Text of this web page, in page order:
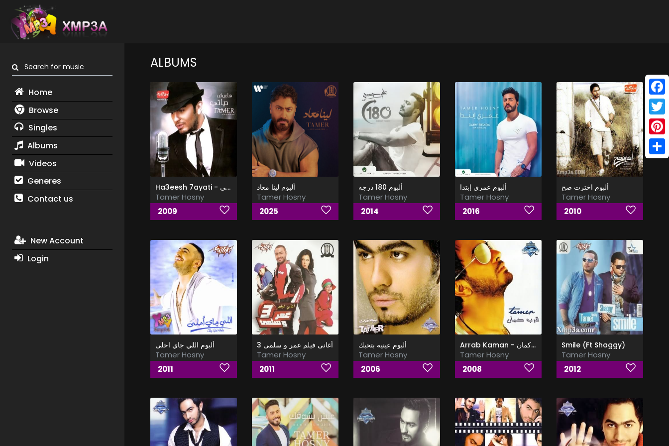
Search for music
Home
Browse
Singles
Albums
Videos
Generes
Contact us
New Account
Login
ALBUMS
Ha3eesh 7ayati - هاعيش حياتى
Tamer Hosny
2009
ألبوم لينا معاد
Tamer Hosny
2025
ألبوم 180 درجه
Tamer Hosny
2014
ألبوم عمري إبتدا
Tamer Hosny
2016
ألبوم اخترت صح
Tamer Hosny
2010
ألبوم اللي جاي احلى
Tamer Hosny
2011
أغانى فيلم عمر و سلمى 3
Tamer Hosny
2011
ألبوم عينيه بتحبك
Tamer Hosny
2006
Arrab Kaman - قرب كمان
Tamer Hosny
2008
Smile (Ft Shaggy)
Tamer Hosny
2012